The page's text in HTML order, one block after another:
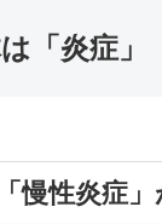
「炎症」
慢性炎症」